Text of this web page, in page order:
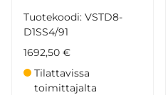
Tuotekoodi: VSTD8-
D1SS4/91
1692,50 €
Tilattavissa
toimittajalta